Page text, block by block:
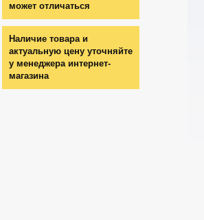
может отличаться
Наличие товара и
актуальную цену уточняйте
у менеджера интернет-
магазина